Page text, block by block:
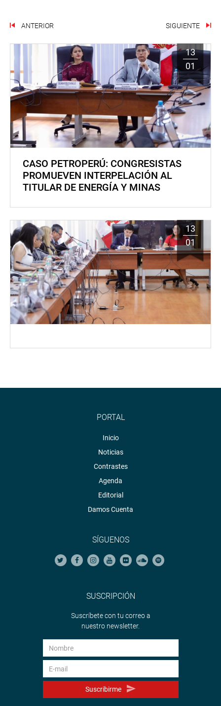
ANTERIOR SIGUIENTE
13
01
CASO PETROPERÚ: CONGRESISTAS
PROMUEVEN INTERPELACIÓN AL
TITULAR DE ENERGÍA Y MINAS
13
01
PORTAL
Inicio
Noticias
Contrastes
Agenda
Editorial
Damos Cuenta
SÍGUENOS
SUSCRIPCIÓN
Suscríbete con tu correo a
nuestro newsletter.
Suscribirme